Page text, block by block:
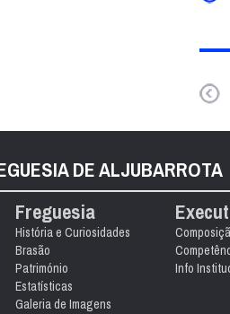
DE ALJUBARROTA
Freguesia
História e Curiosidades
Brasão
Património
Estatísticas
Galeria de Imagens
Info